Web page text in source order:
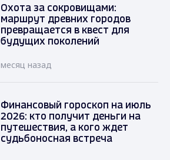
Охота за сокровищами:
маршрут древних городов
превращается в квест для
будущих поколений
месяц назад
Финансовый гороскоп на июль
2026: кто получит деньги на
путешествия, а кого ждет
судьбоносная встреча